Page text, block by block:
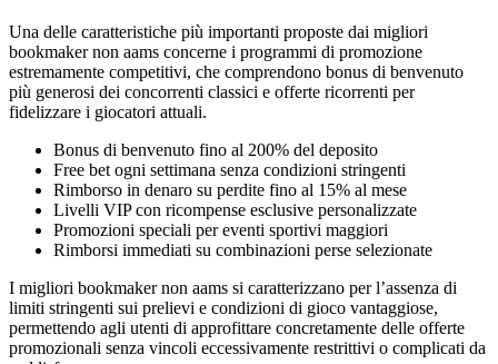
Una delle caratteristiche più importanti proposte dai migliori
bookmaker non aams concerne i programmi di promozione
estremamente competitivi, che comprendono bonus di benvenuto
più generosi dei concorrenti classici e offerte ricorrenti per
fidelizzare i giocatori attuali.
Bonus di benvenuto fino al 200% del deposito
Free bet ogni settimana senza condizioni stringenti
Rimborso in denaro su perdite fino al 15% al mese
Livelli VIP con ricompense esclusive personalizzate
Promozioni speciali per eventi sportivi maggiori
Rimborsi immediati su combinazioni perse selezionate
I migliori bookmaker non aams si caratterizzano per l’assenza di
limiti stringenti sui prelievi e condizioni di gioco vantaggiose,
permettendo agli utenti di approfittare concretamente delle offerte
promozionali senza vincoli eccessivamente restrittivi o complicati da